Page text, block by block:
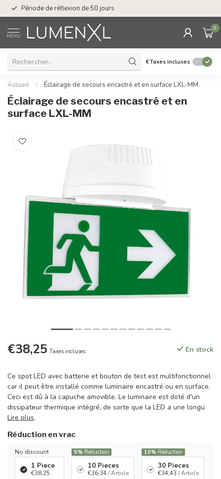
Période de réflexion de 50 jours
MENU
0
€Taxes incluses
Accueil / Éclairage de secours encastré et en surface LXL-MM
Éclairage de secours encastré et en
surface LXL-MM
€38,25 Taxes incluses En stock
Ce spot LED avec batterie et bouton de test est multifonctionnel
car il peut être installé comme luminaire encastré ou en surface.
Ceci est dû à la capuche amovible. Le luminaire est doté d'un
dissipateur thermique intégré, de sorte que la LED a une longu
Lire plus.
Réduction en vrac
No discount
1 Piece
€38,25
5% Réduction
10 Pieces
€36,34/ Article
10% Réduction
30 Pieces
€34,43 / Article